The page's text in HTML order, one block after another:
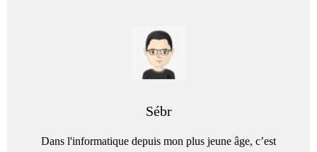
Sébr
Dans l'informatique depuis mon plus jeune âge, c’est